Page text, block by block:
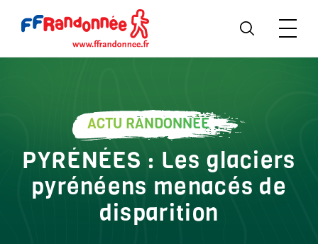
ACTU RANDONNÉE
PYRÉNÉES : Les glaciers
pyrénéens menacés de
disparition